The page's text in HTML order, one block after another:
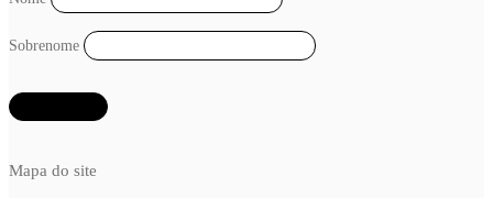
Mapa do site
Sobrenome